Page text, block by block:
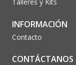
Talleres y Kits
INFORMACIÓN
Contacto
CONTÁCTANOS